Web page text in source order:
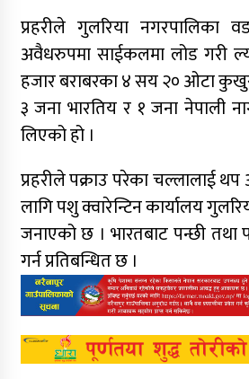
प्रहरीले गुलरिया नगरपालिका
अवैधरुपमा साईकलमा लोड गरी
हजार बराबरका ४ सय २० ओटा
३ जना भारतिय र १ जना नेपाली
लिएको हो ।
प्रहरीले पक्राउ परेका चल्लालाई
लागि पशु क्वारेन्टिन कार्यालय
जनाएको छ । भारतबाट पन्छी
गर्न प्रतिबन्धित छ ।